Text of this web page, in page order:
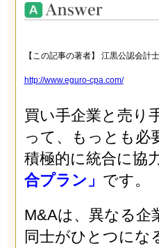
【この記事の著者】 江黒公認会
http://www.eguro-cpa.com/
買い手企業と売り
って、もっとも必
積極的に統合に協
合プラン」 です。
M&Aは、異なる企
同士がひとつにな